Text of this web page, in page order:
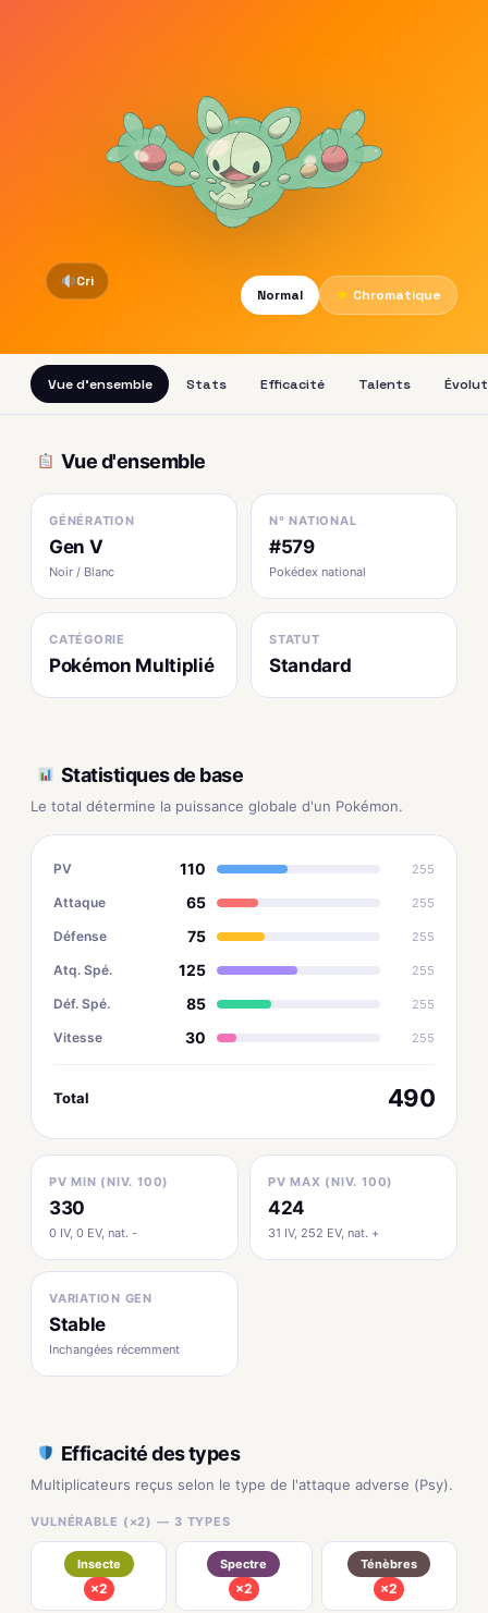
Cri
Normal
★ Chromatique
Vue d'ensemble Stats Efficacité Talents
Vue d'ensemble
GÉNÉRATION
Gen V
Noir / Blanc
N° NATIONAL
#579
Pokédex national
CATÉGORIE
Pokémon Multiplié
STATUT
Standard
Statistiques de base
Le total détermine la puissance globale d'un Pokémon.
PV 110 255
Attaque 65 255
Défense 75 255
Atq. Spé. 125 255
Déf. Spé. 85 255
Vitesse 30 255
Total 490
PV MIN (NIV. 100)
330
0 IV, 0 EV, nat. -
PV MAX (NIV. 100)
424
31 IV, 252 EV, nat. +
VARIATION GEN
Stable
Inchangées récemment
Efficacité des types
Multiplicateurs reçus selon le type de l'attaque adverse (Psy).
VULNÉRABLE (×2) — 3 TYPES
Insecte
×2
Spectre
×2
Ténèbres
×2